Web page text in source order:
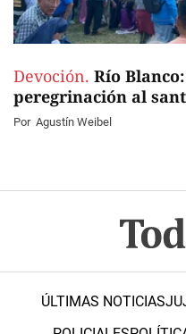
Devoción. Río
peregrinación al
Por Agustín Weibel
ÚLTIMAS NOTICIAS